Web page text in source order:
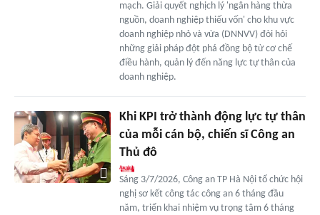
mạch. Giải quyết nghịch lý 'ngân hàng thừa
nguồn, doanh nghiệp thiếu vốn' cho khu vực
doanh nghiệp nhỏ và vừa (DNNVV) đòi hỏi
những giải pháp đột phá đồng bộ từ cơ chế
điều hành, quản lý đến năng lực tự thân của
doanh nghiệp.
Khi KPI trở thành động lực tự thân
của mỗi cán bộ, chiến sĩ Công an
Thủ đô
Sáng 3/7/2026, Công an TP Hà Nội tổ chức hội
nghị sơ kết công tác công an 6 tháng đầu
năm, triển khai nhiệm vụ trọng tâm 6 tháng